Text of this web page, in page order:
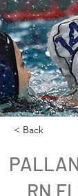
< Back
RN